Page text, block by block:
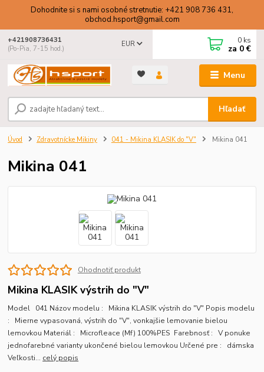
Dohodnite si s nami osobné stretnutie: +421 908 736 431,
obchod.hsport@gmail.com
Menu
EUR
Hľadať
+421908736431
(Po-Pia, 7-15 hod.)
0 ks
za 0 €
Úvod Zdravotnícke Mikiny 041 - Mikina KLASIK do "V" Mikina 041
Mikina 041
Ohodnotiť produkt
Mikina KLASIK výstrih do "V"
Model 041 Názov modelu : Mikina KLASIK výstrih do "V" Popis modelu
: Mierne vypasovaná, výstrih do "V", vonkajšie lemovanie bielou
lemovkou Materiál : Microfleace (Mf) 100%PES Farebnosť : V ponuke
jednofarebné varianty ukončené bielou lemovkou Určené pre : dámska
Veľkosti... celý popis